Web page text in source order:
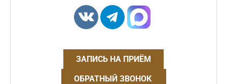
ЗАПИСЬ НА ПРИЁМ
ОБРАТНЫЙ ЗВОНОК